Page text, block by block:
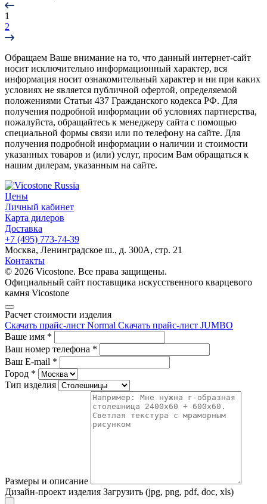
1
2
Обращаем Ваше внимание на то, что данный интернет-сайт
носит исключительно информационный характер, вся
информация носит ознакомительный характер и ни при каких
условиях не является публичной офертой, определяемой
положениями Статьи 437 Гражданского кодекса РФ. Для
получения подробной информации об условиях партнерства,
пожалуйста, обращайтесь к менеджеру сайта с помощью
специальной формы связи или по телефону на сайте. Для
получения подробной информации о наличии и стоимости
указанных товаров и (или) услуг, просим Вам обращаться к
нашим дилерам, указанным на сайте.
Цены
Личный кабинет
Карта дилеров
Доставка
+7 (495) 773-74-39
Москва, Ленинградское ш., д. 300А, стр. 21
Контакты
© 2026 Vicostone. Все права защищены.
Официальный сайт поставщика искусственного кварцевого
камня Vicostone
Расчет стоимости изделия
Скачать прайс-лист Normal Скачать прайс-лист JUMBO
Ваше имя *
Ваш номер телефона *
Ваш E-mail *
Город *
Тип изделия
Размеры и описание
Дизайн-проект изделия Загрузить (jpg, png, pdf, doc, xls)